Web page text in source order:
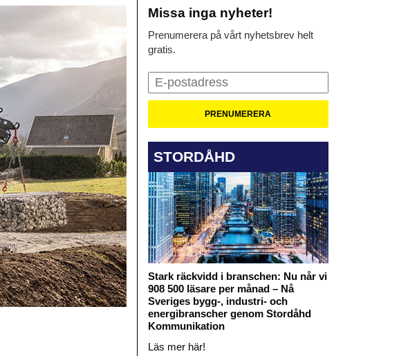
Missa inga nyheter!
Prenumerera på vårt nyhetsbrev helt
gratis.
STORDÅHD
Stark räckvidd i branschen: Nu når vi
908 500 läsare per månad – Nå
Sveriges bygg-, industri- och
energibranscher genom Stordåhd
Kommunikation
Läs mer här!